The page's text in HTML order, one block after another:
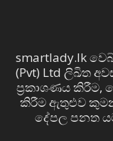
smartlady.lk
(Pvt) Ltd ලිඛිත
ප්‍රකාශණය කිරීම,
කිරීම ඇතුළුව
දේපල පනත